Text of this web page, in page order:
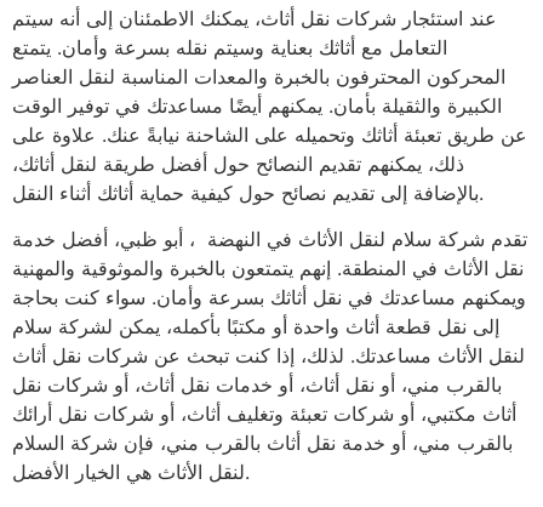
عند استئجار شركات نقل أثاث، يمكنك الاطمئنان إلى أنه سيتم
التعامل مع أثاثك بعناية وسيتم نقله بسرعة وأمان. يتمتع
المحركون المحترفون بالخبرة والمعدات المناسبة لنقل العناصر
الكبيرة والثقيلة بأمان. يمكنهم أيضًا مساعدتك في توفير الوقت
عن طريق تعبئة أثاثك وتحميله على الشاحنة نيابةً عنك. علاوة على
ذلك، يمكنهم تقديم النصائح حول أفضل طريقة لنقل أثاثك،
بالإضافة إلى تقديم نصائح حول كيفية حماية أثاثك أثناء النقل.
تقدم شركة سلام لنقل الأثاث في النهضة ، أبو ظبي، أفضل خدمة
نقل الأثاث في المنطقة. إنهم يتمتعون بالخبرة والموثوقية والمهنية
ويمكنهم مساعدتك في نقل أثاثك بسرعة وأمان. سواء كنت بحاجة
إلى نقل قطعة أثاث واحدة أو مكتبًا بأكمله، يمكن لشركة سلام
لنقل الأثاث مساعدتك. لذلك، إذا كنت تبحث عن شركات نقل أثاث
بالقرب مني، أو نقل أثاث، أو خدمات نقل أثاث، أو شركات نقل
أثاث مكتبي، أو شركات تعبئة وتغليف أثاث، أو شركات نقل أرائك
بالقرب مني، أو خدمة نقل أثاث بالقرب مني، فإن شركة السلام
لنقل الأثاث هي الخيار الأفضل.